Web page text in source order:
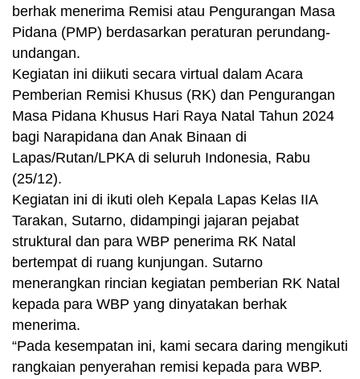
berhak menerima Remisi atau Pengurangan Masa
Pidana (PMP) berdasarkan peraturan perundang-
undangan.
Kegiatan ini diikuti secara virtual dalam Acara
Pemberian Remisi Khusus (RK) dan Pengurangan
Masa Pidana Khusus Hari Raya Natal Tahun 2024
bagi Narapidana dan Anak Binaan di
Lapas/Rutan/LPKA di seluruh Indonesia, Rabu
(25/12).
Kegiatan ini di ikuti oleh Kepala Lapas Kelas IIA
Tarakan, Sutarno, didampingi jajaran pejabat
struktural dan para WBP penerima RK Natal
bertempat di ruang kunjungan. Sutarno
menerangkan rincian kegiatan pemberian RK Natal
kepada para WBP yang dinyatakan berhak
menerima.
“Pada kesempatan ini, kami secara daring mengikuti
rangkaian penyerahan remisi kepada para WBP.